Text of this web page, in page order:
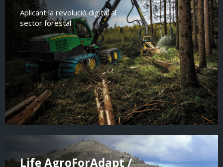
Aplicant la revolució digital al
sector forestal
Life AgroForAdapt /